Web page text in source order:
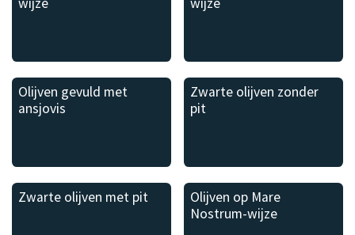
Olijven gevuld met
ansjovis
Zwarte olijven zonder
pit
Zwarte olijven met pit
Olijven op Mare
Nostrum-wijze